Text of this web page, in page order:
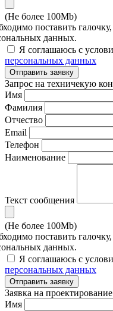
(Не более 100Mb)
поставить
данных.
Я соглашаюсь с
персональных данных
Отправить заявку
Запрос на техничекую
Имя
Фамилия
Отчество
Email
Телефон
Наименование
Текст сообщения
(Не более 100Mb)
поставить
данных.
Я соглашаюсь с
персональных данных
Отправить заявку
Заявка на проектирование
Имя